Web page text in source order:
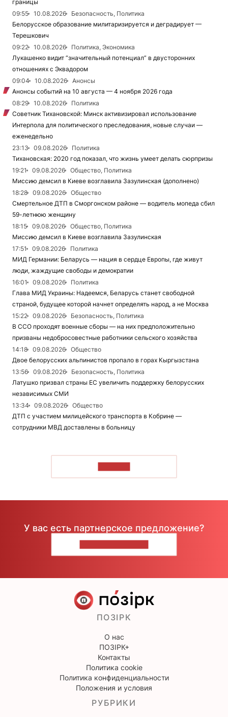
границы
09:55
10.08.2026
Безопасность, Политика
Белорусское образование милитаризируется и деградирует —
Терешкович
09:22
10.08.2026
Политика, Экономика
Лукашенко видит “значительный потенциал” в двусторонних
отношениях с Эквадором
09:04
10.08.2026
Анонсы
Анонсы событий на 10 августа — 4 ноября 2026 года
08:29
10.08.2026
Политика
Советник Тихановской: Минск активизировал использование
Интерпола для политического преследования, новые случаи —
еженедельно
23:13
09.08.2026
Политика
Тихановская: 2020 год показал, что жизнь умеет делать сюрпризы
19:21
09.08.2026
Общество, Политика
Миссию демсил в Киеве возглавила Зазулинская (дополнено)
18:28
09.08.2026
Общество
Смертельное ДТП в Сморгонском районе — водитель мопеда сбил
59-летнюю женщину
18:15
09.08.2026
Общество, Политика
Миссию демсил в Киеве возглавила Зазулинская
17:51
09.08.2026
Политика
МИД Германии: Беларусь — нация в сердце Европы, где живут
люди, жаждущие свободы и демократии
16:01
09.08.2026
Политика
Глава МИД Украины: Надеемся, Беларусь станет свободной
страной, будущее которой начнет определять народ, а не Москва
15:22
09.08.2026
Безопасность, Политика
В ССО проходят военные сборы — на них предположительно
призваны недобросовестные работники сельского хозяйства
14:18
09.08.2026
Общество
Двое белорусских альпинистов пропало в горах Кыргызстана
13:56
09.08.2026
Безопасность, Политика
Латушко призвал страны ЕС увеличить поддержку белорусских
независимых СМИ
13:34
09.08.2026
Общество
ДТП с участием милицейского транспорта в Кобрине —
сотрудники МВД доставлены в больницу
У вас есть партнерское предложение?
ПОЗІРК
О нас
ПОЗІРК+
Контакты
Политика cookie
Политика конфиденциальности
Положения и условия
РУБРИКИ